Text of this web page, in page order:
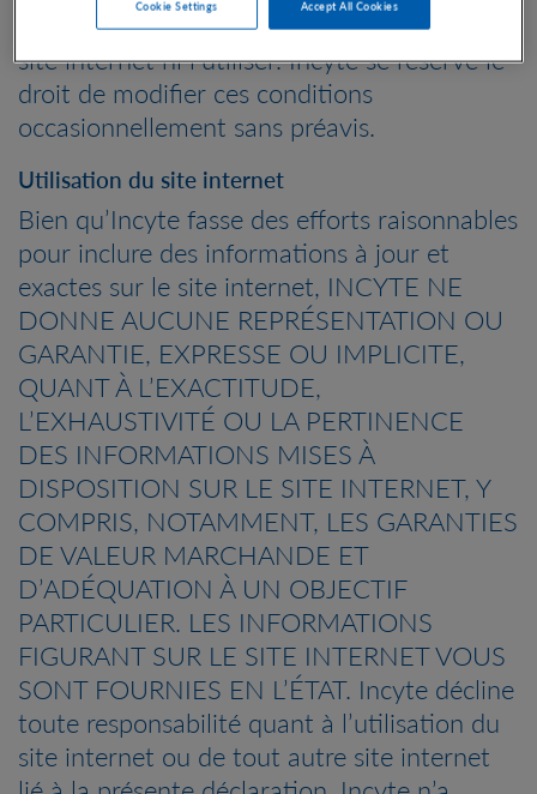
conditions, vous ne pourrez pas accéder au
site internet ni l’utiliser. Incyte se réserve le
droit de modifier ces conditions
occasionnellement sans préavis.
Utilisation du site internet
Bien qu’Incyte fasse des efforts raisonnables
pour inclure des informations à jour et
exactes sur le site internet, INCYTE NE
DONNE AUCUNE REPRÉSENTATION OU
GARANTIE, EXPRESSE OU IMPLICITE,
QUANT À L’EXACTITUDE,
L’EXHAUSTIVITÉ OU LA PERTINENCE
DES INFORMATIONS MISES À
DISPOSITION SUR LE SITE INTERNET, Y
COMPRIS, NOTAMMENT, LES GARANTIES
DE VALEUR MARCHANDE ET
D’ADÉQUATION À UN OBJECTIF
PARTICULIER. LES INFORMATIONS
FIGURANT SUR LE SITE INTERNET VOUS
SONT FOURNIES EN L’ÉTAT. Incyte décline
toute responsabilité quant à l’utilisation du
site internet ou de tout autre site internet
Cookie Settings Accept All Cookies